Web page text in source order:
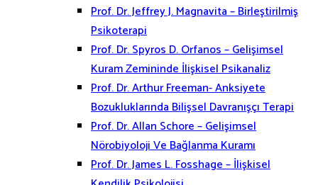
Prof. Dr. Jeffrey J. Magnavita – Birleştirilmiş
Psikoterapi
Prof. Dr. Spyros D. Orfanos – Gelişimsel
Kuram Zemininde İlişkisel Psikanaliz
Prof. Dr. Arthur Freeman- Anksiyete
Bozukluklarında Bilişsel Davranışçı Terapi
Prof. Dr. Allan Schore – Gelişimsel
Nörobiyoloji Ve Bağlanma Kuramı
Prof. Dr. James L. Fosshage – İlişkisel